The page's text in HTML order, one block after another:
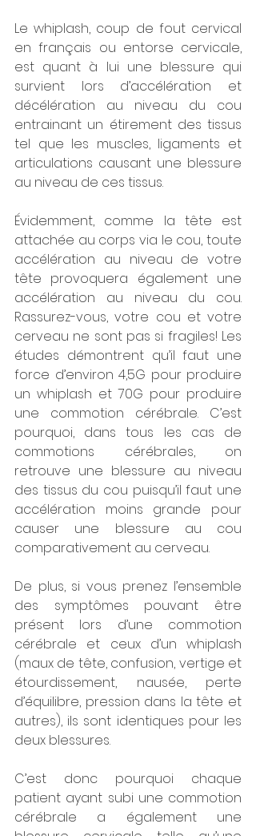
Le whiplash, coup de fout cervical
en français ou entorse cervicale,
est quant à lui une blessure qui
survient lors d’accélération et
décélération au niveau du cou
entrainant un étirement des tissus
tel que les muscles, ligaments et
articulations causant une blessure
au niveau de ces tissus.
Évidemment, comme la tête est
attachée au corps via le cou, toute
accélération au niveau de votre
tête provoquera également une
accélération au niveau du cou.
Rassurez-vous, votre cou et votre
cerveau ne sont pas si fragiles! Les
études démontrent qu’il faut une
force d’environ 4,5G pour produire
un whiplash et 70G pour produire
une commotion cérébrale. C’est
pourquoi, dans tous les cas de
commotions cérébrales, on
retrouve une blessure au niveau
des tissus du cou puisqu’il faut une
accélération moins grande pour
causer une blessure au cou
comparativement au cerveau.
De plus, si vous prenez l’ensemble
des symptômes pouvant être
présent lors d’une commotion
cérébrale et ceux d’un whiplash
(maux de tête, confusion, vertige et
étourdissement, nausée, perte
d’équilibre, pression dans la tête et
autres), ils sont identiques pour les
deux blessures.
C’est donc pourquoi chaque
patient ayant subi une commotion
cérébrale a également une